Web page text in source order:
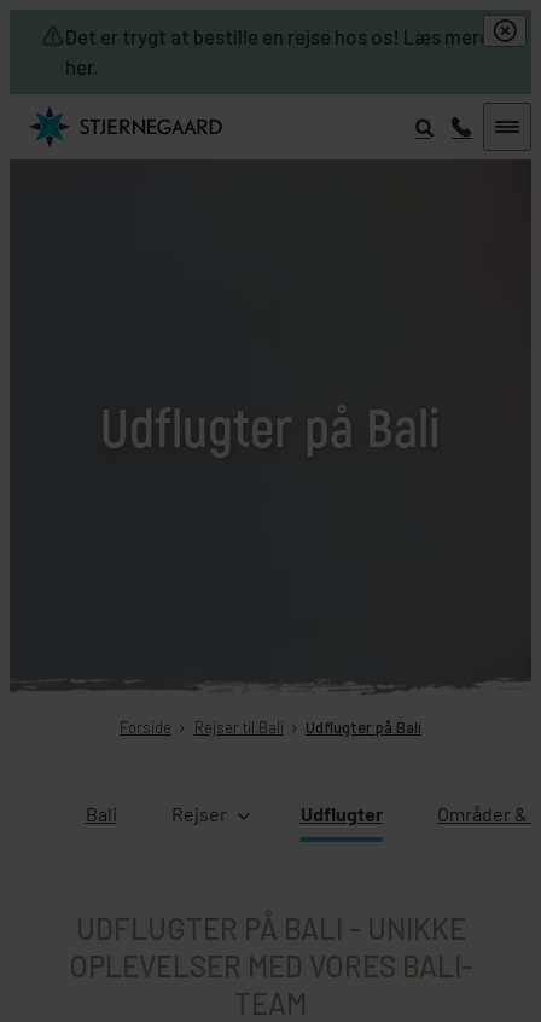
Det er trygt at bestille en rejse hos os! Læs mere
her.
Skip to main content
Udflugter på Bali
Forside Rejser til Bali Udflugter på Bali
Bali Rejser Udflugter Områder &
UDFLUGTER PÅ BALI - UNIKKE
OPLEVELSER MED VORES BALI-
TEAM